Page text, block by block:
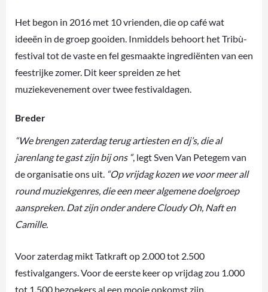
Het begon in 2016 met 10 vrienden, die op café wat
ideeën in de groep gooiden. Inmiddels behoort het Tribù-
festival tot de vaste en fel gesmaakte ingrediënten van een
feestrijke zomer. Dit keer spreiden ze het
muziekevenement over twee festivaldagen.
Breder
“We brengen zaterdag terug artiesten en dj’s, die al
jarenlang te gast zijn bij ons “, legt Sven Van Petegem van
de organisatie ons uit. “Op vrijdag kozen we voor meer all
round muziekgenres, die een meer algemene doelgroep
aanspreken. Dat zijn onder andere Cloudy Oh, Naft en
Camille.
Voor zaterdag mikt Tatkraft op 2.000 tot 2.500
festivalgangers. Voor de eerste keer op vrijdag zou 1.000
tot 1.500 bezoekers al een mooie opkomst zijn.